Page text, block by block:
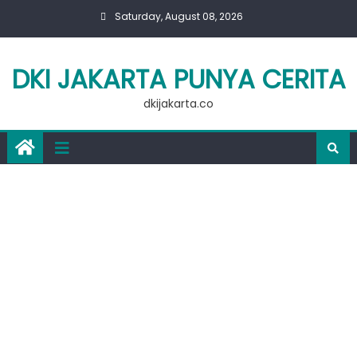
Saturday, August 08, 2026
DKI JAKARTA PUNYA CERITA
dkijakarta.co